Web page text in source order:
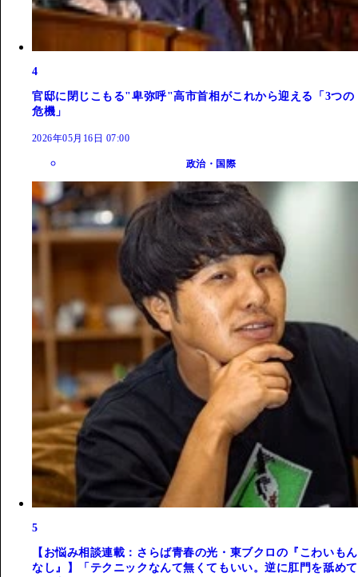
4
官邸に閉じこもる"卑弥呼"高市首相がこれから迎える「3つの
危機」
2026年05月16日 07:00
政治・国際
5
【お悩み相談連載：さらば青春の光・東ブクロの『こわいもん
なし』】「テクニックなんて無くてもいい。逆に肛門を舐めて